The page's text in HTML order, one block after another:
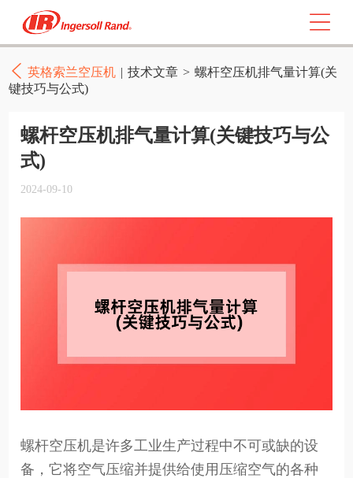
英格索兰空压机 | 技术文章 > 螺杆空压机排气量计算(关
键技巧与公式)
螺杆空压机排气量计算(关键技巧与公
式)
2024-09-10
螺杆空压机是许多工业生产过程中不可或缺的设
备，它将空气压缩并提供给使用压缩空气的各种